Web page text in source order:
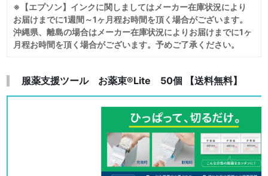
※【エプソン】インクに関しましてはメーカー在庫状況により
お届けまでに1週間～1ヶ月程お時間を頂く場合がございます。
沖縄県、離島の場合はメーカー在庫状況によりお届けまでに1ヶ
月程お時間を頂く場合がございます。予めご了承ください。
服薬支援ツール お薬束®Lite 50個 【送料無料】